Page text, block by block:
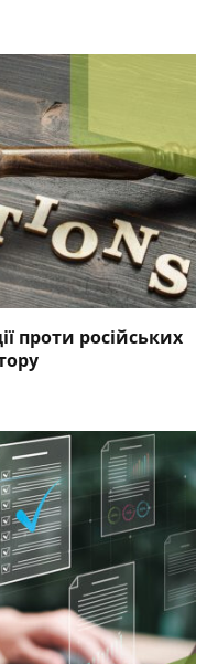
проти російських